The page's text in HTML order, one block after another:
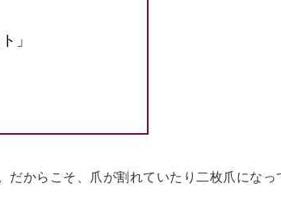
」
からこそ、爪が割れていたり二枚爪になっ